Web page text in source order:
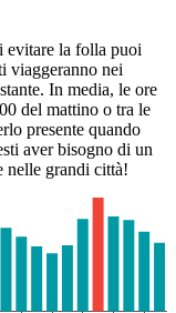
evitare la folla puoi
viaggeranno nei
In media, le ore
del mattino o tra le
presente quando
aver bisogno di un
nelle grandi città!